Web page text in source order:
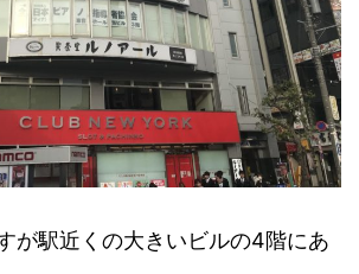
が駅近くの大きいビルの4階にあ